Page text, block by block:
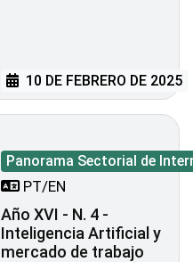
10 DE FEBRERO DE 2025
Panorama Sectorial de
PT/EN
Año XVI - N. 4 -
Inteligencia Artificial y
mercado de trabajo